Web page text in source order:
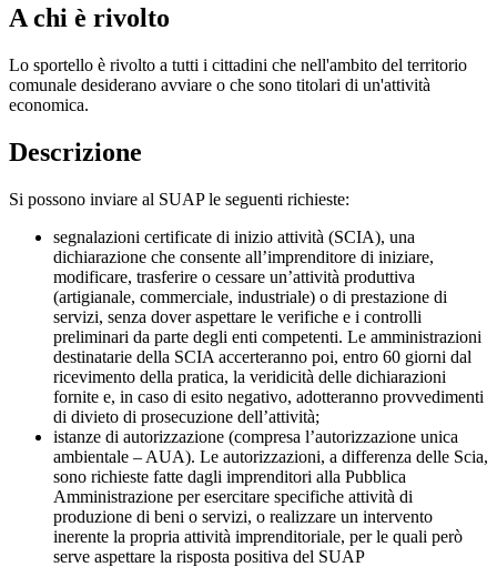
A chi è rivolto
Lo sportello è rivolto a tutti i cittadini che nell'ambito del territorio
comunale desiderano avviare o che sono titolari di un'attività
economica.
Descrizione
Si possono inviare al SUAP le seguenti richieste:
segnalazioni certificate di inizio attività (SCIA), una
dichiarazione che consente all’imprenditore di iniziare,
modificare, trasferire o cessare un’attività produttiva
(artigianale, commerciale, industriale) o di prestazione di
servizi, senza dover aspettare le verifiche e i controlli
preliminari da parte degli enti competenti. Le amministrazioni
destinatarie della SCIA accerteranno poi, entro 60 giorni dal
ricevimento della pratica, la veridicità delle dichiarazioni
fornite e, in caso di esito negativo, adotteranno provvedimenti
di divieto di prosecuzione dell’attività;
istanze di autorizzazione (compresa l’autorizzazione unica
ambientale – AUA). Le autorizzazioni, a differenza delle Scia,
sono richieste fatte dagli imprenditori alla Pubblica
Amministrazione per esercitare specifiche attività di
produzione di beni o servizi, o realizzare un intervento
inerente la propria attività imprenditoriale, per le quali però
serve aspettare la risposta positiva del SUAP